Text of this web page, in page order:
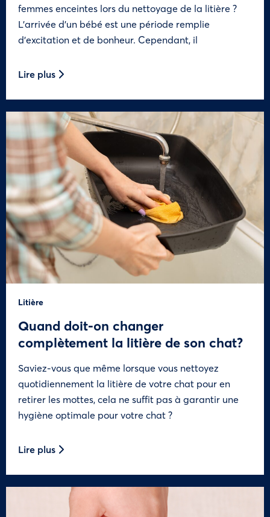
femmes enceintes lors du nettoyage de la litière ?
L’arrivée d’un bébé est une période remplie
d’excitation et de bonheur. Cependant, il
Lire plus
Litière
Quand doit-on changer
complètement la litière de son chat?
Saviez-vous que même lorsque vous nettoyez
quotidiennement la litière de votre chat pour en
retirer les mottes, cela ne suffit pas à garantir une
hygiène optimale pour votre chat ?
Lire plus